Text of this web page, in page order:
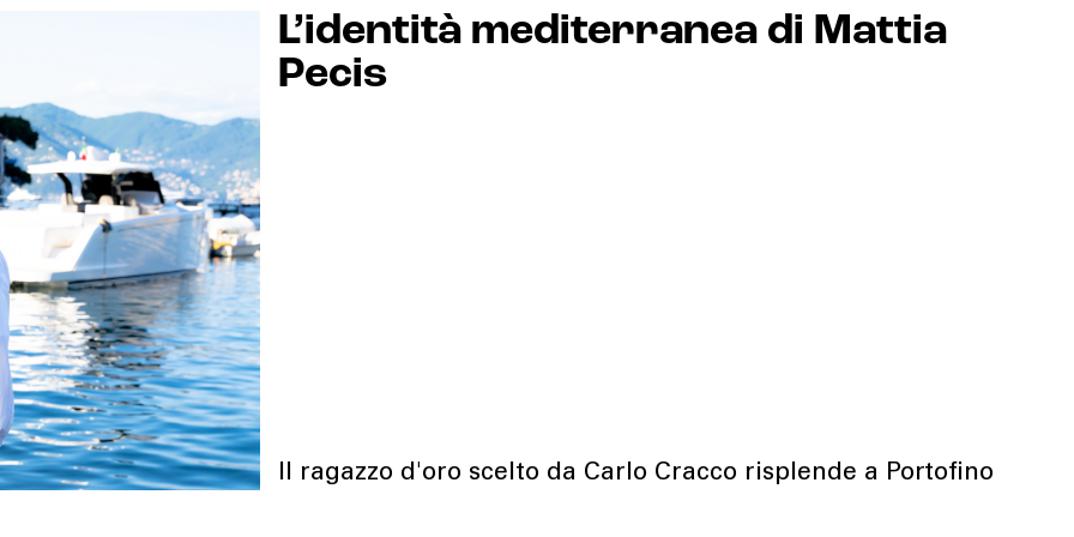
L’identità mediterranea di Mattia
Pecis
Il ragazzo d'oro scelto da Carlo Cracco risplende a Portofino